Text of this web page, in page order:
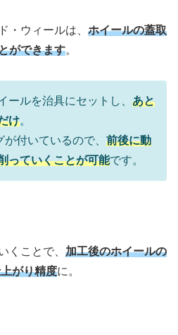
・ウィールは、 ホイールの蓋取
ができます。
ールを治具にセットし、 あと
け。
付いているので、 前後に動
っていくことが可能です。
くことで、 加工後のホイールの
がり精度に。